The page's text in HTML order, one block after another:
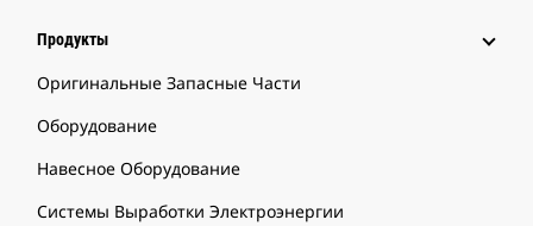
Продукты
Оригинальные Запасные Части
Оборудование
Навесное Оборудование
Системы Выработки Электроэнергии